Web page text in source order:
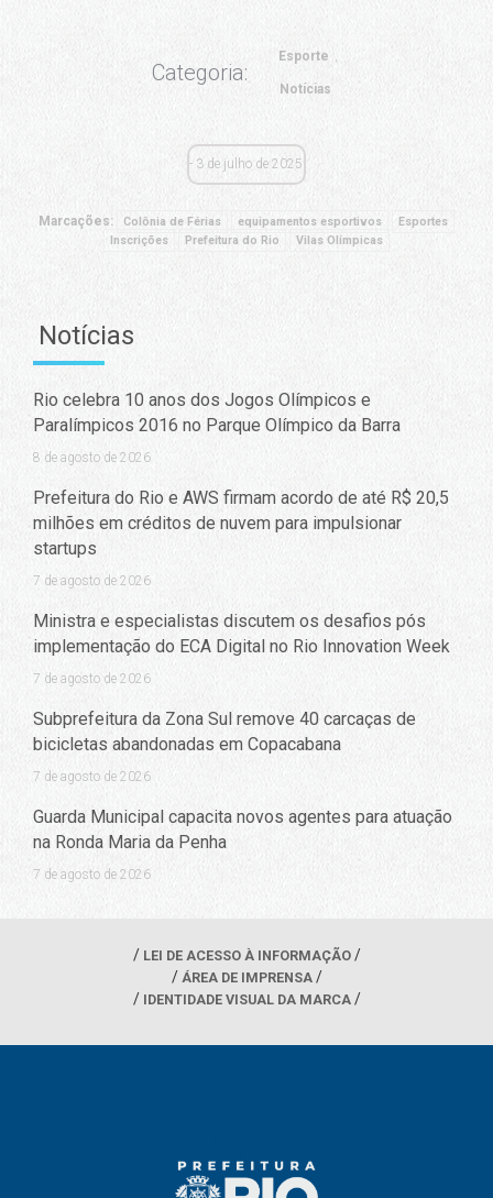
Categoria:
Esporte
Notícias
3 de julho de 2025
Marcações: Colônia de Férias equipamentos esportivos
Esportes
Inscrições
Prefeitura do Rio Vilas Olímpicas
Notícias
Rio celebra 10 anos dos Jogos Olímpicos e
Paralímpicos 2016 no Parque Olímpico da Barra
8 de agosto de 2026
Prefeitura do Rio e AWS firmam acordo de até R$ 20,5
milhões em créditos de nuvem para impulsionar
startups
7 de agosto de 2026
Ministra e especialistas discutem os desafios pós
implementação do ECA Digital no Rio Innovation Week
7 de agosto de 2026
Subprefeitura da Zona Sul remove 40 carcaças de
bicicletas abandonadas em Copacabana
7 de agosto de 2026
Guarda Municipal capacita novos agentes para atuação
na Ronda Maria da Penha
7 de agosto de 2026
LEI DE ACESSO À INFORMAÇÃO
ÁREA DE IMPRENSA
IDENTIDADE VISUAL DA MARCA